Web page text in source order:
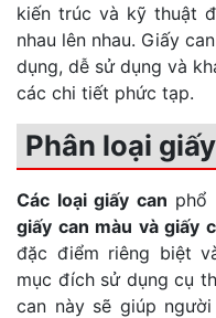
kiến trúc và kỹ thuật
nhau lên nhau. Giấy
dụng, dễ sử dụng và
các chi tiết phức tạp.
Phân loại
Các loại giấy can phổ
giấy can màu và giấy
đặc điểm riêng biệt
mục đích sử dụng cụ
can này sẽ giúp